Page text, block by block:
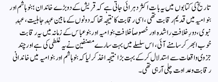
تاریخ کی کتابوں میں یہ بات اکثر دہرائی جاتی ہے کہ قریش کے دو بڑے خاندان؛ بنو ہاشم اور
بنو امیہ میں قدیم رقابت تھی، اسی رقابت کا نتیجہ تھا کہ دونوں کے مابین عہدِ جاہلیت، عہدِ
نبوی، دورِ خلافتِ راشدہ اور خصوصاً خلافتِ بنو امیہ اور بنو عباس کے زمانہ میں یہ رقابت
خوب ابھر کر سامنے آئی، اس سلسلے میں بہت سارے مصنفین نے یہ غلطی کی ہے اور چند
جزوی واقعات سے استدلال کرکے بہت بڑا نتیجہ اخذ کرلیا کہ بنو ہاشم اور بنو امیہ میں خاندانی
رقابت وعداوت چلی آرہی تھی۔